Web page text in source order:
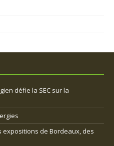
défie la SEC sur la
expositions de Bordeaux, des